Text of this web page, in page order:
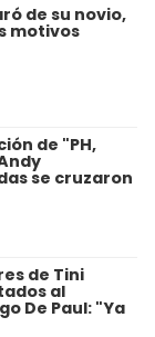
de su novio,
motivos
de "PH,
se cruzaron
de Tini
al
De Paul: "Ya